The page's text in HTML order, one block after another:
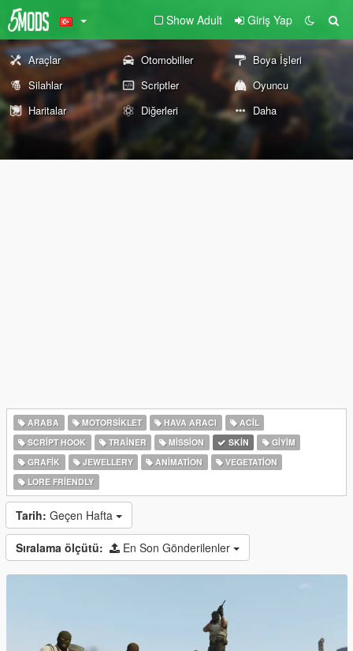
Show Adult Giriş Yap
Araçlar Otomobiller
Boya İşleri
Silahlar
Scriptler
Oyuncu
Haritalar
Diğerleri Daha
ARABA MOTORSIKLET HAVA ARACI
ACIL
SCRIPT HOOK
TRAINER MISSION SKIN
GIYIM
GRAFIK
JEWELLERY ANIMATION
VEGETATION
LORE FRIENDLY
Tarih: Geçen Hafta
Sıralama ölçütü: En Son Gönderilenler